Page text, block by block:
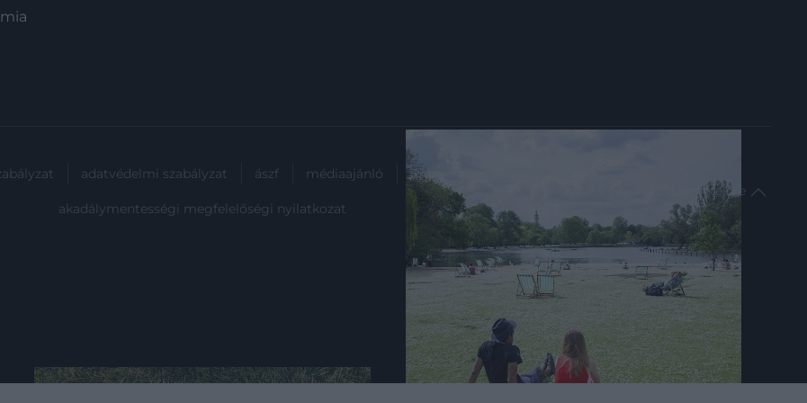
adatvédelmi szabályzat ászf médiaajánló impresszum
akadálymentességi megfelelőségi nyilatkozat
Lap tetejére